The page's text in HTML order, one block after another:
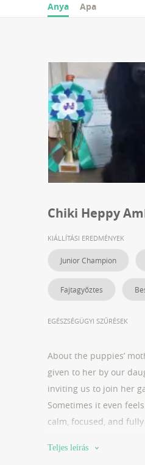
Anya Apa
Chiki Heppy
KIÁLLÍTÁSI EREDMÉNYEK
Junior Champion
Fajtagyőztes
EGÉSZSÉGÜGYI SZŰRÉSEK
About the puppies’
given to her by our
inviting us to join her
Sometimes it even
calm, focused, and
understanding.
Teljes leírás